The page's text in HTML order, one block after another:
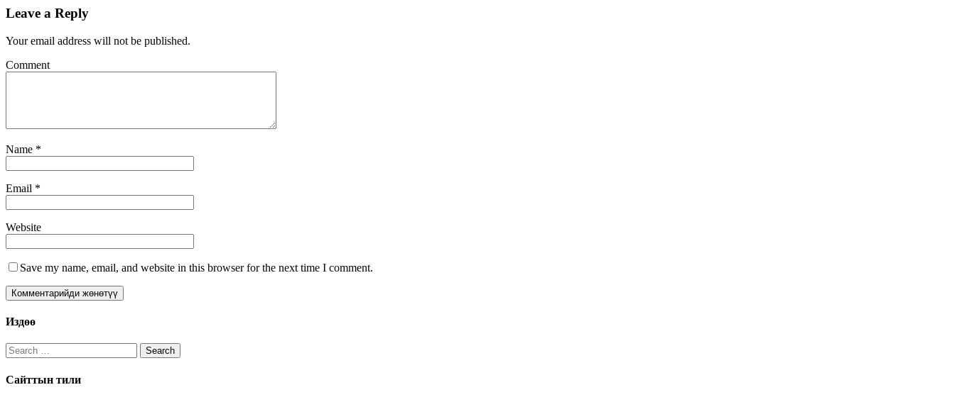
Leave a Reply
Your email address will not be published.
Comment
Name *
Email *
Website
Save my name, email, and website in this browser for the next time I comment.
Издөө
Search
for:
Сайттын тили